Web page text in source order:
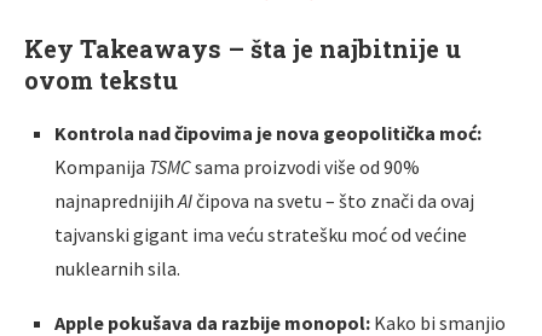
Key Takeaways – šta je najbitnije u
ovom tekstu
Kontrola nad čipovima je nova geopolitička moć:
Kompanija TSMCsama proizvodi više od 90%
najnaprednijih AIčipova na svetu – što znači da ovaj
tajvanski gigant ima veću stratešku moć od većine
nuklearnih sila.
Apple pokušava da razbije monopol: Kako bi smanjio